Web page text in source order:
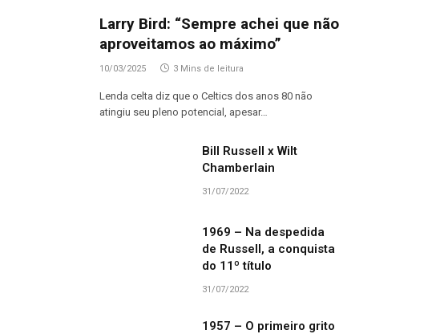
Larry Bird: “Sempre achei que não
aproveitamos ao máximo”
10/03/2025 3 Mins de leitura
Lenda celta diz que o Celtics dos anos 80 não
atingiu seu pleno potencial, apesar…
Bill Russell x Wilt
Chamberlain
31/07/2022
1969 – Na despedida
de Russell, a conquista
do 11º título
31/07/2022
1957 – O primeiro grito